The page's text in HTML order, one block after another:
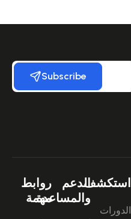
Subscribe
استكشف
الدورات
الدعم
والمساعدة
روابط
مهمة